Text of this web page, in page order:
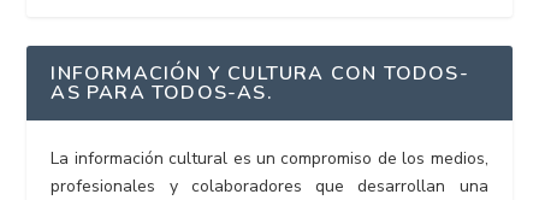
INFORMACIÓN Y CULTURA CON TODOS-
AS PARA TODOS-AS.
La información cultural es un compromiso de los medios,
profesionales y colaboradores que desarrollan una